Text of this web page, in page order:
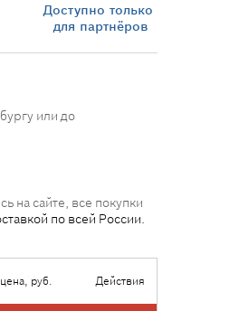
Доступно только
для партнёров
или до
на сайте, все покупки
по всей России.
руб. Действия